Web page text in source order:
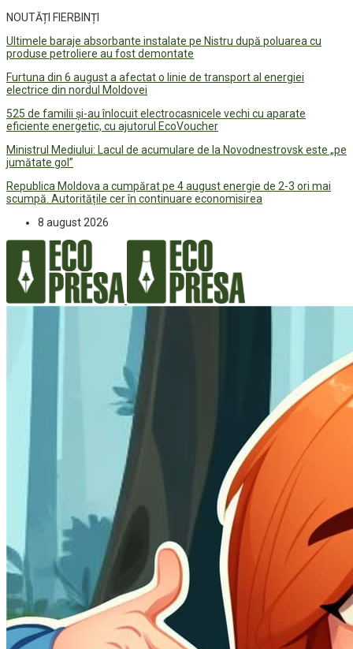
NOUTĂȚI FIERBINȚI
Ultimele baraje absorbante instalate pe Nistru după poluarea cu
produse petroliere au fost demontate
Furtuna din 6 august a afectat o linie de transport al energiei
electrice din nordul Moldovei
525 de familii și-au înlocuit electrocasnicele vechi cu aparate
eficiente energetic, cu ajutorul EcoVoucher
Ministrul Mediului: Lacul de acumulare de la Novodnestrovsk este „pe
jumătate gol”
Republica Moldova a cumpărat pe 4 august energie de 2-3 ori mai
scumpă. Autoritățile cer în continuare economisirea
8 august 2026